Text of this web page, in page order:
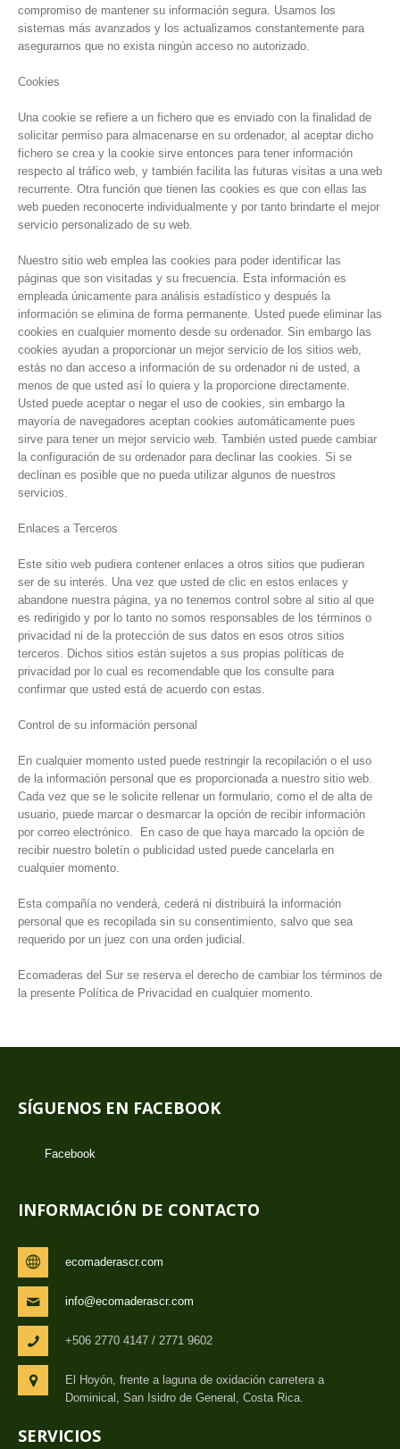
compromiso de mantener su información segura. Usamos los
sistemas más avanzados y los actualizamos constantemente para
asegurarnos que no exista ningún acceso no autorizado.
Cookies
Una cookie se refiere a un fichero que es enviado con la finalidad de
solicitar permiso para almacenarse en su ordenador, al aceptar dicho
fichero se crea y la cookie sirve entonces para tener información
respecto al tráfico web, y también facilita las futuras visitas a una web
recurrente. Otra función que tienen las cookies es que con ellas las
web pueden reconocerte individualmente y por tanto brindarte el mejor
servicio personalizado de su web.
Nuestro sitio web emplea las cookies para poder identificar las
páginas que son visitadas y su frecuencia. Esta información es
empleada únicamente para análisis estadístico y después la
información se elimina de forma permanente. Usted puede eliminar las
cookies en cualquier momento desde su ordenador. Sin embargo las
cookies ayudan a proporcionar un mejor servicio de los sitios web,
estás no dan acceso a información de su ordenador ni de usted, a
menos de que usted así lo quiera y la proporcione directamente.
Usted puede aceptar o negar el uso de cookies, sin embargo la
mayoría de navegadores aceptan cookies automáticamente pues
sirve para tener un mejor servicio web. También usted puede cambiar
la configuración de su ordenador para declinar las cookies. Si se
declinan es posible que no pueda utilizar algunos de nuestros
servicios.
Enlaces a Terceros
Este sitio web pudiera contener enlaces a otros sitios que pudieran
ser de su interés. Una vez que usted de clic en estos enlaces y
abandone nuestra página, ya no tenemos control sobre al sitio al que
es redirigido y por lo tanto no somos responsables de los términos o
privacidad ni de la protección de sus datos en esos otros sitios
terceros. Dichos sitios están sujetos a sus propias políticas de
privacidad por lo cual es recomendable que los consulte para
confirmar que usted está de acuerdo con estas.
Control de su información personal
En cualquier momento usted puede restringir la recopilación o el uso
de la información personal que es proporcionada a nuestro sitio web.
Cada vez que se le solicite rellenar un formulario, como el de alta de
usuario, puede marcar o desmarcar la opción de recibir información
por correo electrónico. En caso de que haya marcado la opción de
recibir nuestro boletín o publicidad usted puede cancelarla en
cualquier momento.
Esta compañía no venderá, cederá ni distribuirá la información
personal que es recopilada sin su consentimiento, salvo que sea
requerido por un juez con una orden judicial.
Ecomaderas del Sur se reserva el derecho de cambiar los términos de
la presente Política de Privacidad en cualquier momento.
SÍGUENOS EN FACEBOOK
Facebook
INFORMACIÓN DE CONTACTO
ecomaderascr.com
info@ecomaderascr.com
+506 2770 4147 / 2771 9602
El Hoyón, frente a laguna de oxidación carretera a
Dominical, San Isidro de General, Costa Rica.
SERVICIOS